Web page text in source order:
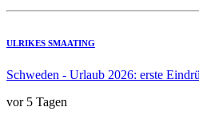
ULRIKES SMAATING
Schweden - Urlaub 2026: erste
vor 5 Tagen